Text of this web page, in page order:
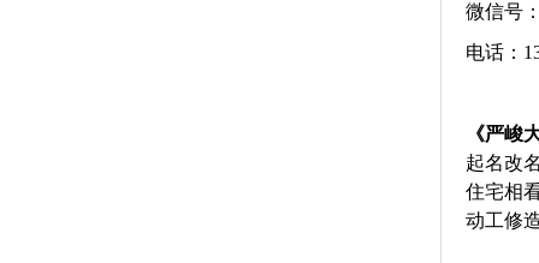
微信号
电话：
《严峻
起名改
住宅相
动工修